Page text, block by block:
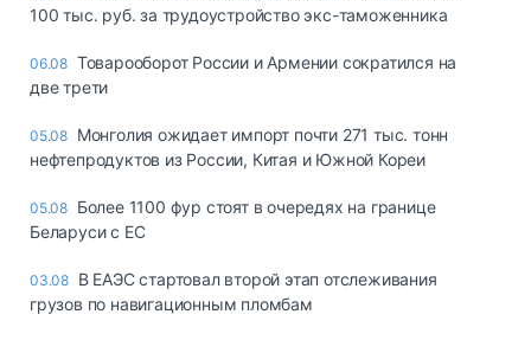
100 тыс. руб. за трудоустройство экс-таможенника
06.08 Товарооборот России и Армении сократился на
две трети
05.08 Монголия ожидает импорт почти 271 тыс. тонн
нефтепродуктов из России, Китая и Южной Кореи
05.08 Более 1100 фур стоят в очередях на границе
Беларуси с ЕС
03.08 В ЕАЭС стартовал второй этап отслеживания
грузов по навигационным пломбам